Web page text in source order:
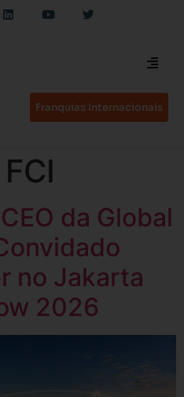
Franquias Internacionais
FCI
da Global
no Jakarta
2026